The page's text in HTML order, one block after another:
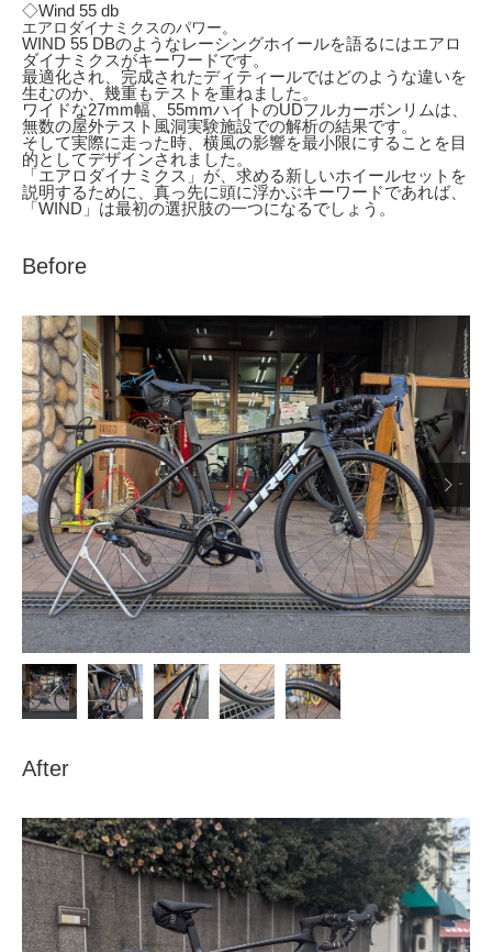
◇Wind 55 db
エアロダイナミクスのパワー。
WIND 55 DBのようなレーシングホイールを語るにはエアロ
ダイナミクスがキーワードです。
最適化され、完成されたディティールではどのような違いを
生むのか、幾重もテストを重ねました。
ワイドな27mm幅、55mmハイトのUDフルカーボンリムは、
無数の屋外テスト風洞実験施設での解析の結果です。
そして実際に走った時、横風の影響を最小限にすることを目
的としてデザインされました。
「エアロダイナミクス」が、求める新しいホイールセットを
説明するために、真っ先に頭に浮かぶキーワードであれば、
「WIND」は最初の選択肢の一つになるでしょう。
Before

After